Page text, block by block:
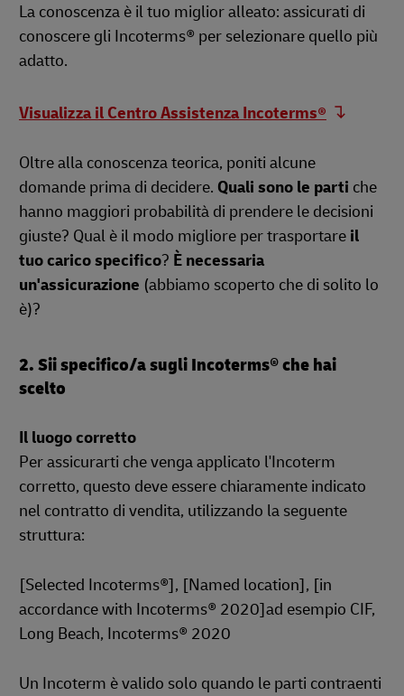
La conoscenza è il tuo miglior alleato: assicurati di
conoscere gli Incoterms® per selezionare quello più
adatto.
Visualizza il Centro Assistenza Incoterms®
Oltre alla conoscenza teorica, poniti alcune
domande prima di decidere. Quali sono le parti che
hanno maggiori probabilità di prendere le decisioni
giuste? Qual è il modo migliore per trasportare il
tuo carico specifico? È necessaria
un'assicurazione (abbiamo scoperto che di solito lo
è)?
2. Sii specifico/a sugli Incoterms® che hai
scelto
Il luogo corretto
Per assicurarti che venga applicato l'Incoterm
corretto, questo deve essere chiaramente indicato
nel contratto di vendita, utilizzando la seguente
struttura:
[Selected Incoterms®], [Named location], [in
accordance with Incoterms® 2020]ad esempio CIF,
Long Beach, Incoterms® 2020
Un Incoterm è valido solo quando le parti contraenti